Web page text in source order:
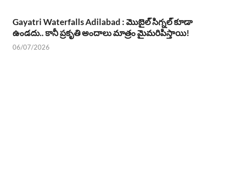
Gayatri Waterfalls Adilabad : మొబైల్ సిగ్నల్ కూడా
ఉండదు.. కానీ ప్రకృతి అందాలు మాత్రం మైమరిపిస్తాయి!
06/07/2026